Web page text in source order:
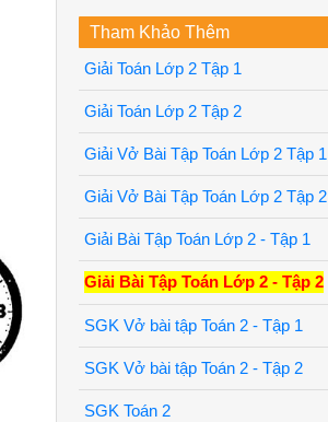
Tham Khảo Thêm
Giải Toán Lớp 2 Tập 1
Giải Toán Lớp 2 Tập 2
Giải Vở Bài Tập Toán Lớp 2 Tập 1
Giải Vở Bài Tập Toán Lớp 2 Tập 2
Giải Bài Tập Toán Lớp 2 - Tập 1
Giải Bài Tập Toán Lớp 2 - Tập 2
SGK Vở bài tập Toán 2 - Tập 1
SGK Vở bài tập Toán 2 - Tập 2
SGK Toán 2